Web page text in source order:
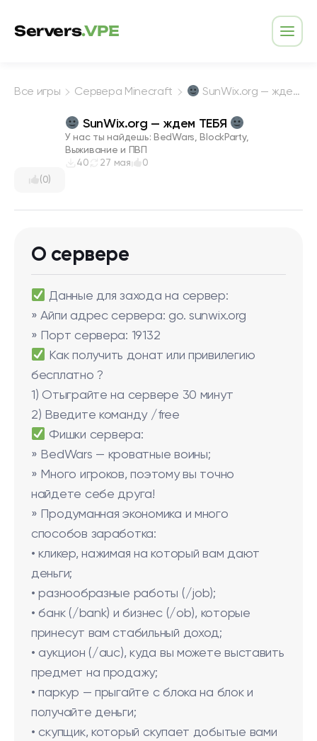
Servers.VPE
Все игры Сервера Minecraft SunWix.org — ждем ТЕБЯ
(0)
SunWix.org — ждем ТЕБЯ
У нас ты найдешь: BedWars, BlockParty,
Выживание и ПВП
40
27 мая 0
О сервере
Данные для захода на сервер:
» Айпи адрес сервера: go. sunwix.org
» Порт сервера: 19132
Как получить донат или привилегию
бесплатно ?
1) Отыграйте на сервере 30 минут
2) Введите команду /free
Фишки сервера:
» BedWars — кроватные воины;
» Много игроков, поэтому вы точно
найдете себе друга!
» Продуманная экономика и много
способов заработка:
• кликер, нажимая на который вам дают
деньги;
• разнообразные работы (/job);
• банк (/bank) и бизнес (/ob), которые
принесут вам стабильный доход;
• аукцион (/auc), куда вы можете выставить
предмет на продажу;
• паркур — прыгайте с блока на блок и
получайте деньги;
• скупщик, который скупает добытые вами